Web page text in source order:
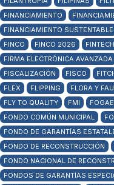
FINANCIAMIENTO
FINANCIAMIENTO SUSTENTABLE
FINCO
FINCO 2026 FINTECH
FIRMA ELECTRÓNICA AVANZADA
FISCALIZACIÓN
FISCO
FLEX
FLIPPING FLORA Y
FLY TO QUALITY
FMI
FONDO COMÚN MUNICIPAL
FONDO DE GARANTÍAS
FONDO DE RECONSTRUCCIÓN
FONDO NACIONAL DE
FONDOS DE GARANTÍAS